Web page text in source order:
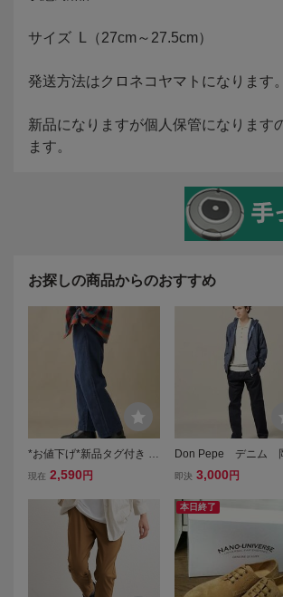
お探しの商品からのおすすめ
*お値下げ*新品タグ付き CI
AOPANIC TYPYチャオパ
るビンテージ加工 しわに
なりにくい ロングシーズ
ン使えるチノパン
現在 2,590 円
Don Pepe デニム
デニム
即決 3,000 円
本日終了